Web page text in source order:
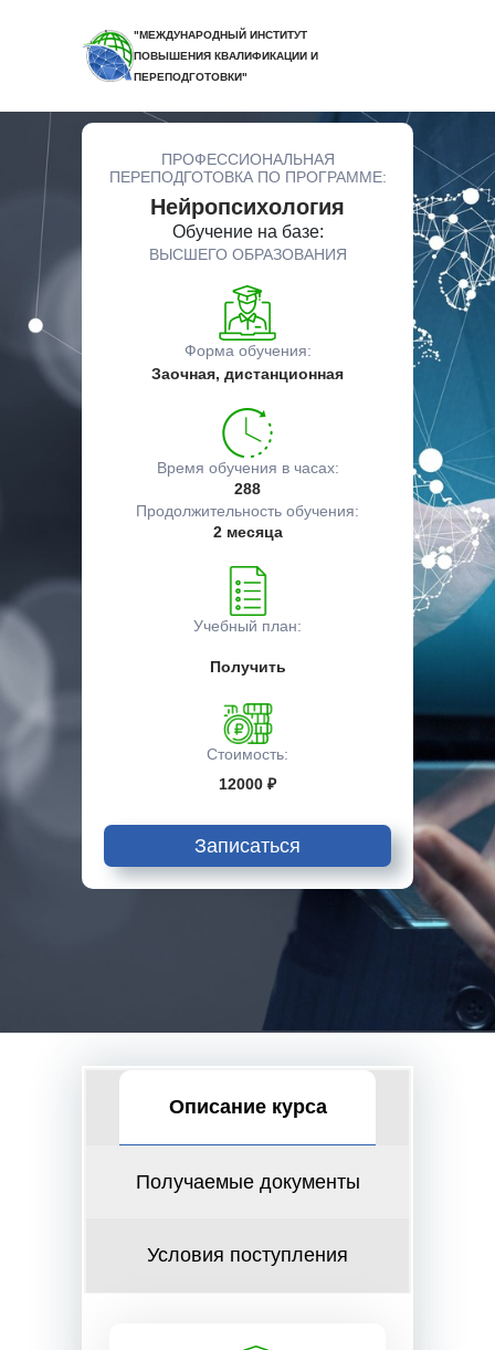
"МЕЖДУНАРОДНЫЙ ИНСТИТУТ
ПОВЫШЕНИЯ КВАЛИФИКАЦИИ И
ПЕРЕПОДГОТОВКИ"
ПРОФЕССИОНАЛЬНАЯ
ПЕРЕПОДГОТОВКА ПО ПРОГРАММЕ:
Нейропсихология
Обучение на базе:
ВЫСШЕГО ОБРАЗОВАНИЯ
Форма обучения:
Заочная, дистанционная
Время обучения в часах:
288
Продолжительность обучения:
2 месяца
Учебный план:
Получить
Стоимость:
12000 ₽
Записаться
Описание курса
Получаемые документы
Условия поступления